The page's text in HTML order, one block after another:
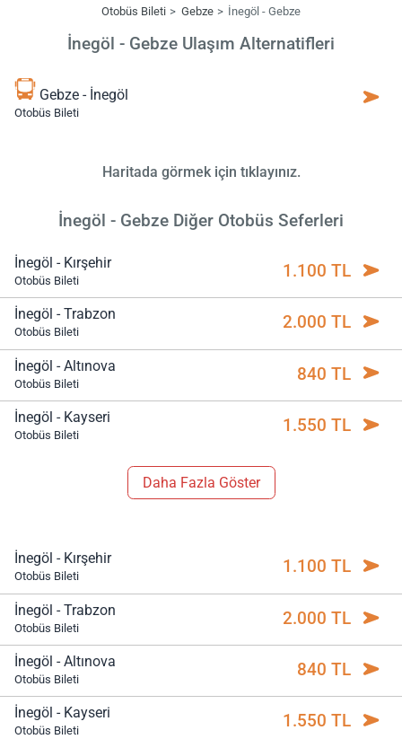
Otobüs Bileti Gebze İnegöl - Gebze
İnegöl - Gebze Ulaşım Alternatifleri
Gebze - İnegöl
Otobüs Bileti
Haritada görmek için tıklayınız.
İnegöl - Gebze Diğer Otobüs Seferleri
İnegöl - Kırşehir
Otobüs Bileti 1.100 TL
İnegöl - Trabzon
Otobüs Bileti 2.000 TL
İnegöl - Altınova
Otobüs Bileti 840 TL
İnegöl - Kayseri
Otobüs Bileti 1.550 TL
Daha Fazla Göster
İnegöl - Kırşehir
Otobüs Bileti 1.100 TL
İnegöl - Trabzon
Otobüs Bileti 2.000 TL
İnegöl - Altınova
Otobüs Bileti 840 TL
İnegöl - Kayseri
Otobüs Bileti 1.550 TL